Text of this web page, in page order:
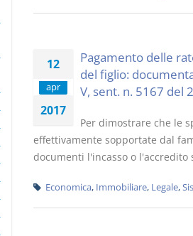
12
apr
2017
Pagamento delle
del figlio:
V, sent. n. 5167 del
Per dimostrare che le
effettivamente sopportate dal
documenti l'incasso o l'accredito
Economica, Immobiliare, Legale,